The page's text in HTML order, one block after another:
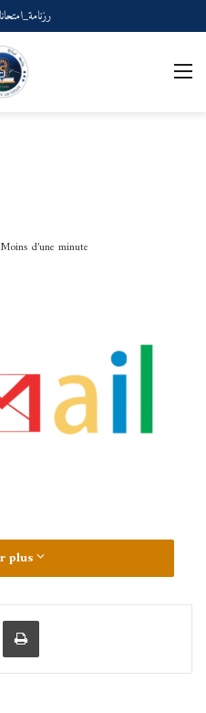
Moins d’une minute
plus
par email Imprimer